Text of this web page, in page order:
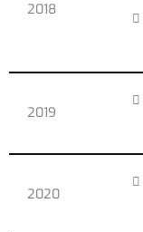
2018
2019
2020